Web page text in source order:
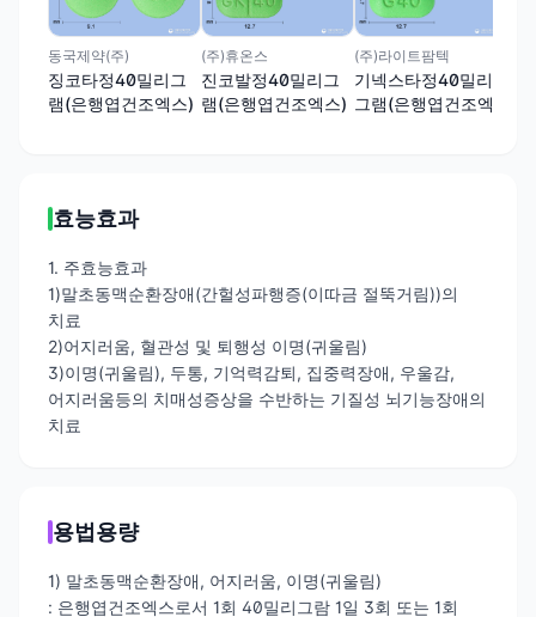
동국제약(주)
징코타정40밀리그
램(은행엽건조엑스)
(주)휴온스
진코발정40밀리그
램(은행엽건조엑스)
(주)라이트팜텍
기넥스타정40밀리
그램(은행엽건조엑
효능효과
1. 주효능효과
1)말초동맥순환장애(간헐성파행증(이따금 절뚝거림))의
치료
2)어지러움, 혈관성 및 퇴행성 이명(귀울림)
3)이명(귀울림), 두통, 기억력감퇴, 집중력장애, 우울감,
어지러움등의 치매성증상을 수반하는 기질성 뇌기능장애의
치료
용법용량
1) 말초동맥순환장애, 어지러움, 이명(귀울림)
: 은행엽건조엑스로서 1회 40밀리그람 1일 3회 또는 1회